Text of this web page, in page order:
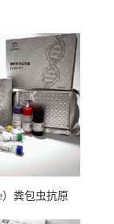
）粪包虫抗原